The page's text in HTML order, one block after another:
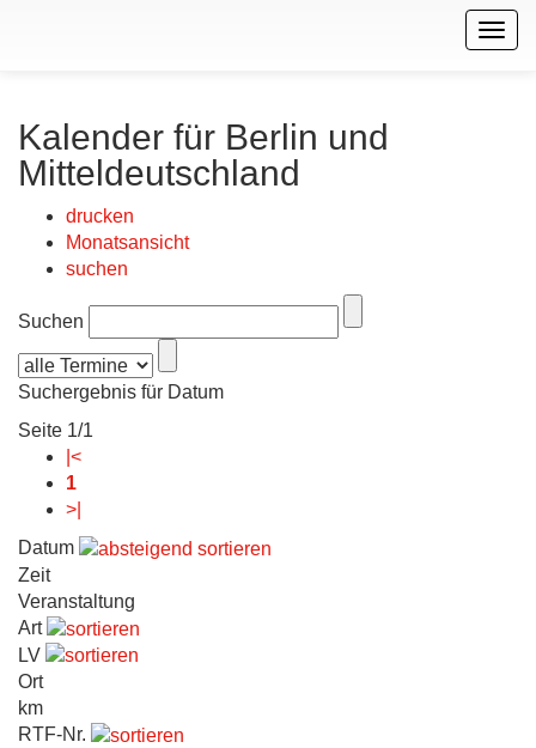
Kalender für Berlin und
Mitteldeutschland
drucken
Monatsansicht
suchen
Suchen
Suchergebnis für Datum
Seite 1/1
|<
1
>|
Datum
Zeit
Veranstaltung
Art
LV
Ort
km
RTF-Nr.